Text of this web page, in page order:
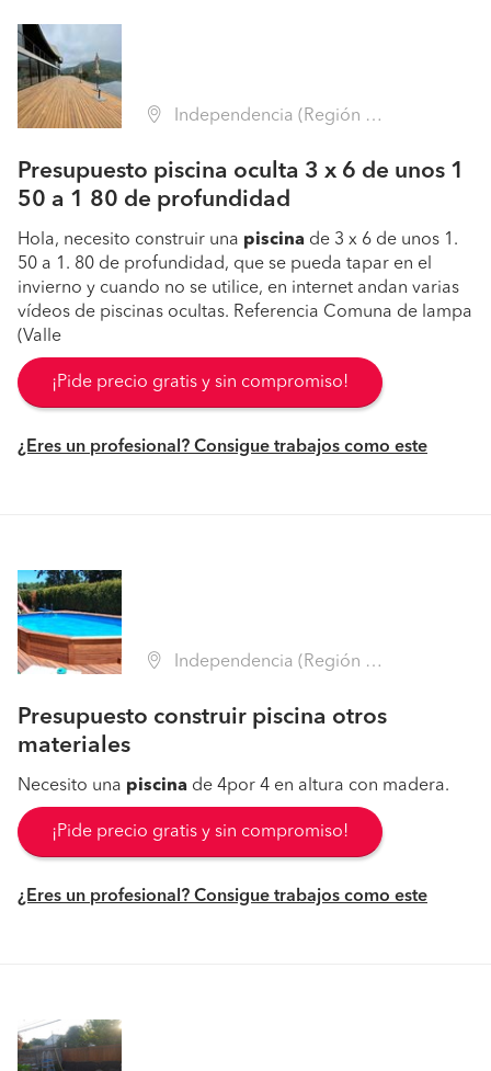
Independencia (Región Metropolitana - Santiago)
Presupuesto piscina oculta 3 x 6 de unos 1
50 a 1 80 de profundidad
Hola, necesito construir una piscina de 3 x 6 de unos 1.
50 a 1. 80 de profundidad, que se pueda tapar en el
invierno y cuando no se utilice, en internet andan varias
vídeos de piscinas ocultas. Referencia Comuna de lampa
(Valle
¡Pide precio gratis y sin compromiso!
¿Eres un profesional? Consigue trabajos como este
Independencia (Región Metropolitana - Santiago)
Presupuesto construir piscina otros
materiales
Necesito una piscina de 4por 4 en altura con madera.
¡Pide precio gratis y sin compromiso!
¿Eres un profesional? Consigue trabajos como este